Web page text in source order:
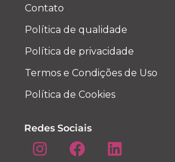
Contato
Política de qualidade
Política de privacidade
Termos e Condições de Uso
Política de Cookies
Redes Sociais